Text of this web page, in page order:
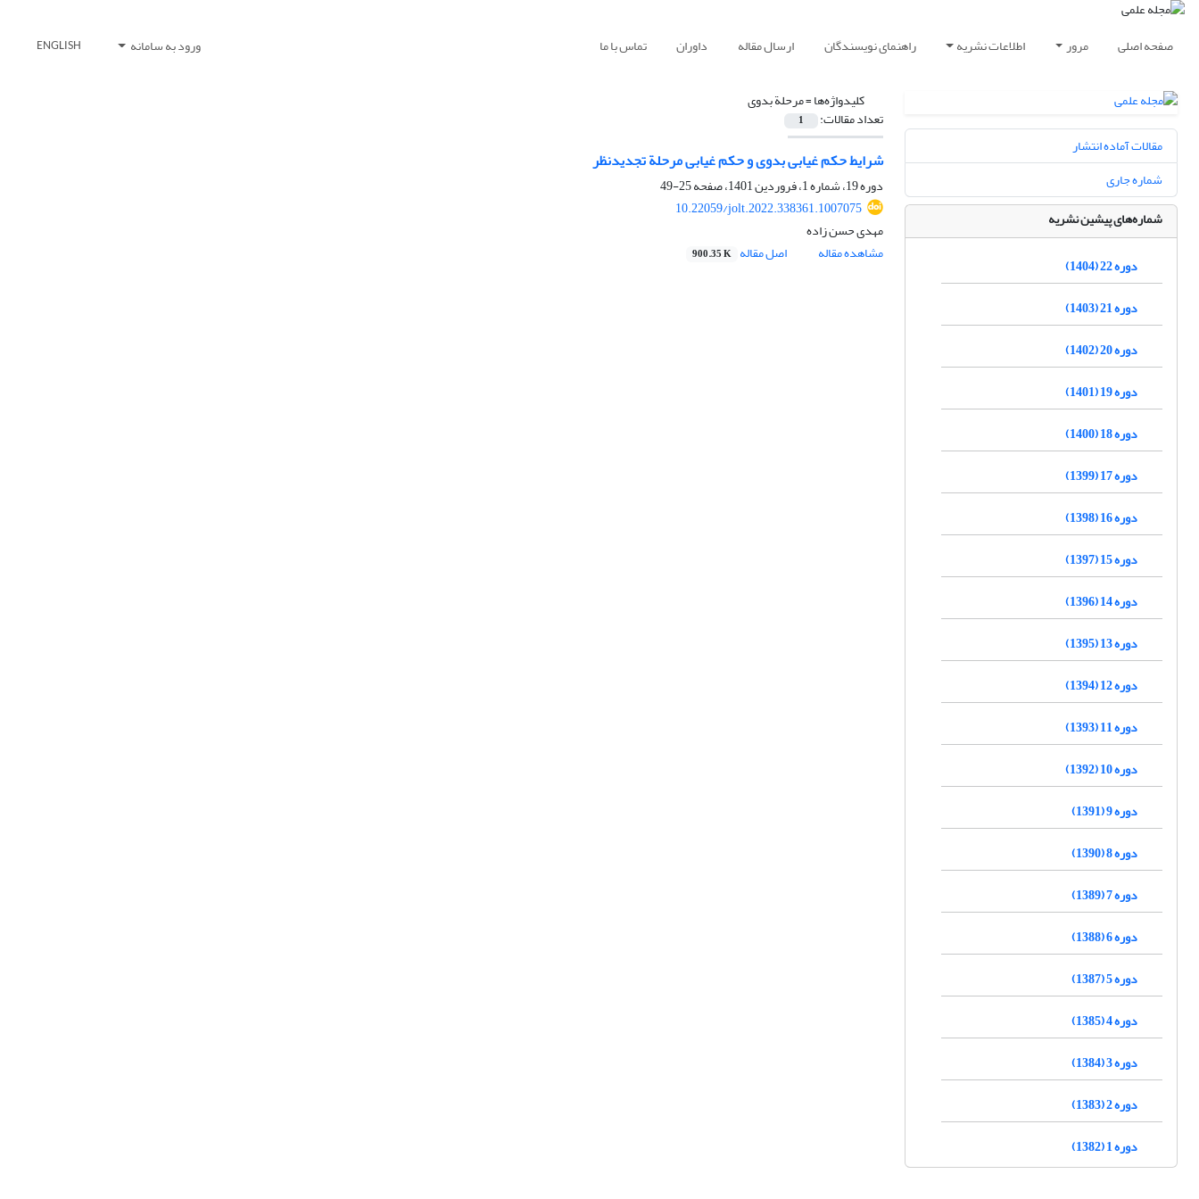
صفحه اصلی مرور اطلاعات نشریه راهنمای نویسندگان ارسال مقاله داوران تماس با ما ورود به سامانه ENGLISH
کلیدواژه‌ها =مرحلة بدوی
تعداد مقالات: 1
شرایط حکم غیابی بدوی و حکم غیابی مرحلة تجدیدنظر
دوره 19، شماره 1، فروردین 1401، صفحه
25-49
10.22059/jolt.2022.338361.1007075
مهدی حسن زاده
مشاهده مقاله
اصل مقاله 900.35 K
مقالات آماده انتشار
شماره جاری
شماره‌های پیشین نشریه
دوره 22 (1404)
دوره 21 (1403)
دوره 20 (1402)
دوره 19 (1401)
دوره 18 (1400)
دوره 17 (1399)
دوره 16 (1398)
دوره 15 (1397)
دوره 14 (1396)
دوره 13 (1395)
دوره 12 (1394)
دوره 11 (1393)
دوره 10 (1392)
دوره 9 (1391)
دوره 8 (1390)
دوره 7 (1389)
دوره 6 (1388)
دوره 5 (1387)
دوره 4 (1385)
دوره 3 (1384)
دوره 2 (1383)
دوره 1 (1382)